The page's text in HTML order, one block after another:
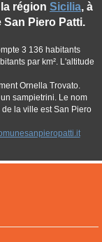
région Sicilia, à
Piero Patti.
3 136 habitants
par km². L'altitude
Ornella Trovato.
sampietrini. Le nom
la ville est San Piero